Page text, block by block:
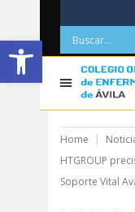
Abrir barra de
Home
HTGROUP
Soporte Vital